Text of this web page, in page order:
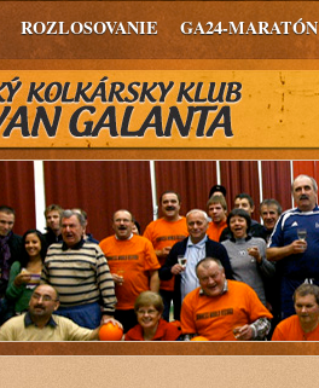
ROZLOSOVANIE GA24-MARATÓN